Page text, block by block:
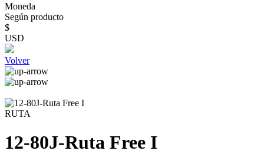
Moneda
Según producto
$
USD
Volver
RUTA
12-80J-Ruta Free I